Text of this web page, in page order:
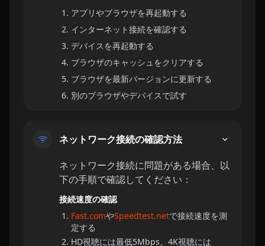
アプリやブラウザを再起動する
インターネット接続を確認する
デバイスを再起動する
ブラウザのキャッシュをクリアする
ブラウザを最新バージョンに更新する
別のブラウザやデバイスで試す
ネットワーク接続の確認方法
ネットワーク接続に問題がある場合、以
下の手順で確認してください：
接続速度の確認
Fast.comやSpeedtest.netで接続速度を測
定する
HD視聴には最低5Mbps、4K視聴には